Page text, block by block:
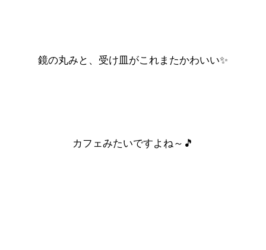
鏡の丸みと、受け皿がこれまたかわいい✨
カフェみたいですよね～🎵